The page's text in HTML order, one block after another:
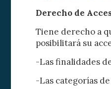
Derecho de
Tiene derecho a
posibilitará su
-Las finalidades
-Las categorías